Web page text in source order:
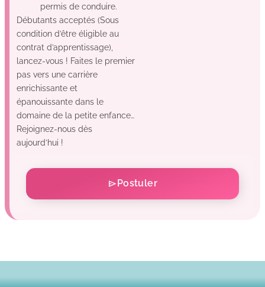
permis de conduire.
Débutants acceptés (Sous
condition d’être éligible au
contrat d’apprentissage),
lancez-vous ! Faites le premier
pas vers une carrière
enrichissante et
épanouissante dans le
domaine de la petite enfance…
Rejoignez-nous dès
aujourd’hui !
Postuler